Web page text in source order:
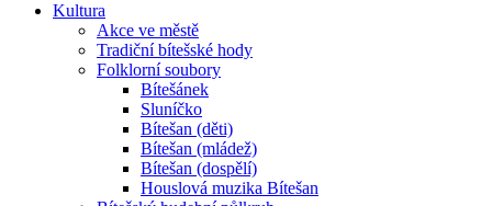
Kultura
Akce ve městě
Tradiční bítešské hody
Folklorní soubory
Bítešánek
Sluníčko
Bítešan (děti)
Bítešan (mládež)
Bítešan (dospělí)
Houslová muzika Bítešan